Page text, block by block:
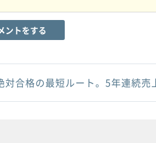
ントをする
対合格の最短ルート。5年連続